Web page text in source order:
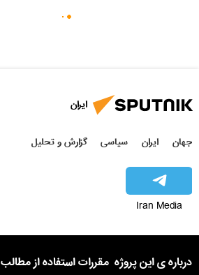
ایران
جهان ایران سیاسی گزارش و تحلیل
Iran Media
درباره ی این پروژه مقررات استفاده از مطالب